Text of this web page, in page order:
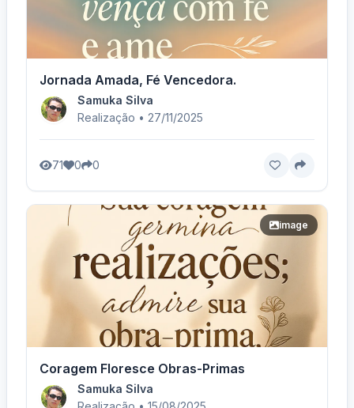
Jornada Amada, Fé Vencedora.
Samuka Silva
Realização • 27/11/2025
71 0 0
image
Coragem Floresce Obras-Primas
Samuka Silva